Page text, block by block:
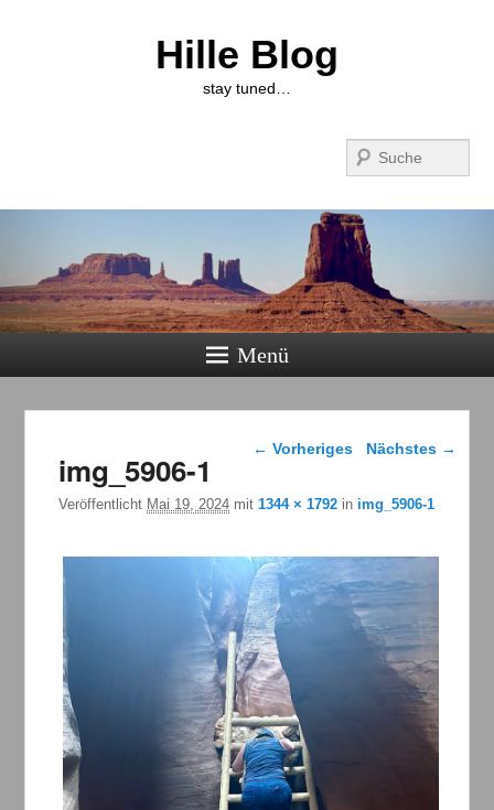
Hille Blog
stay tuned…
Menü
Bilder-Navigation
← Vorheriges Nächstes →
img_5906-1
Veröffentlicht Mai 19, 2024 mit1344 × 1792 in img_5906-1